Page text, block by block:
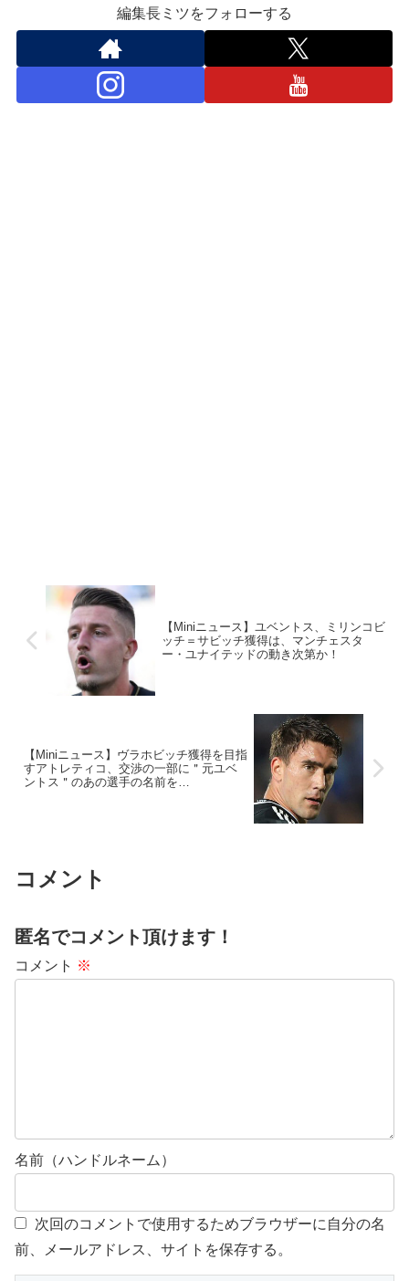
編集長ミツをフォローする
【Miniニュース】ユベントス、ミリンコビ
ッチ＝サビッチ獲得は、マンチェスタ
ー・ユナイテッドの動き次第か！
【Miniニュース】ヴラホビッチ獲得を目指
すアトレティコ、交渉の一部に＂元ユベ
ントス＂のあの選手の名前を…
コメント
匿名でコメント頂けます！
コメント ※
名前（ハンドルネーム）
次回のコメントで使用するためブラウザーに自分の名
前、メールアドレス、サイトを保存する。